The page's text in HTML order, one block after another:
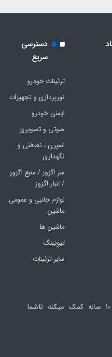
دسترسی
سریع
تزئینات خودرو
نورپردازی و تجهیزات
ایمنی خودرو
صوتی و تصویری
اسپری ، نظافتی و
نگهداری
سر اگزوز / منبع اگزوز
/ انبار اگزوز
لوازم جانبی و عمومی
ماشین
ماشین ها
تیونینگ
سایر تزئینات
مجموعه مهدی اسپرت باسابقه 10 ساله کمک میکنه تاشما